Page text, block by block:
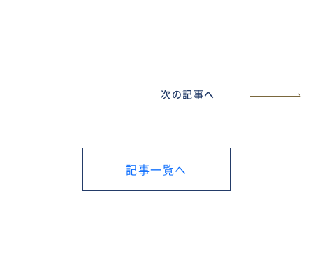
次の記事へ
記事一覧へ